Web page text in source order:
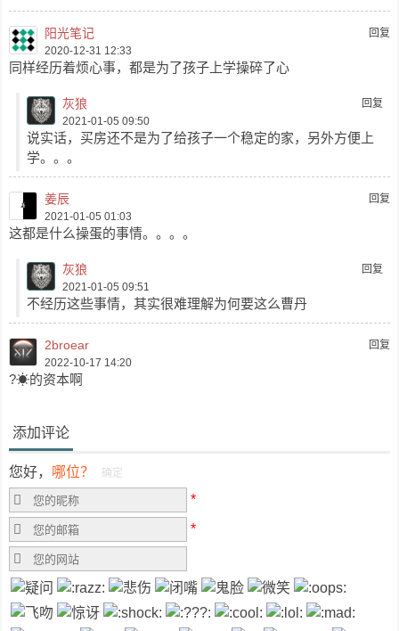
回复
阳光笔记
2020-12-31 12:33
同样经历着烦心事，都是为了孩子上学操碎了心
回复
灰狼
2021-01-05 09:50
说实话，买房还不是为了给孩子一个稳定的家，另外方便上
学。。。
回复
姜辰
2021-01-05 01:03
这都是什么操蛋的事情。。。。
回复
灰狼
2021-01-05 09:51
不经历这些事情，其实很难理解为何要这么曹丹
回复
2broear
2022-10-17 14:20
?☀的资本啊
添加评论
您好， 哪位？ 确定